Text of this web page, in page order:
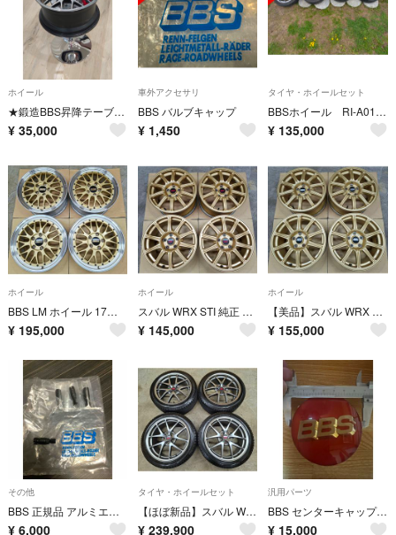
ホイール
★鍛造BBS昇降テーブル！専用アクリル天板付！17インチホイール
¥ 35,000
車外アクセサリ
BBS バルブキャップ
¥ 1,450
タイヤ・ホイールセット
BBSホイール RI-A019 4本セット
¥ 135,000
ホイール
BBS LM ホイール 17インチ 鍛造 スバル トヨタ 定価56万円 廃盤
¥ 195,000
ホイール
スバル WRX STI 純正 BBS ホイール 4本 GDB 鍛造 8.0J
¥ 145,000
ホイール
【美品】スバル WRX STI 純正 BBS ホイール 4本 鍛造 8.0J
¥ 155,000
その他
BBS 正規品 アルミエアバルブ ブラック ホイール用エアーバルブ
¥ 6,000
タイヤ・ホイールセット
【ほぼ新品】スバル WRX STI 純正 BBS ホイールタイヤ スタッドレス
¥ 239,900
汎用パーツ
BBS センターキャップ 70ミリ 4 個
¥ 15,000